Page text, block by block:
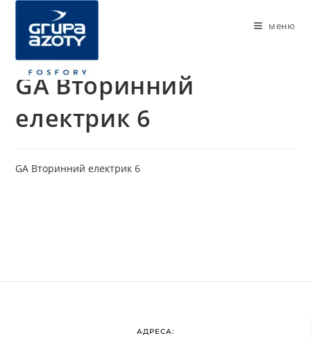
меню
GA Вторинний
електрик 6
GA Вторинний електрик 6
АДРЕСА: